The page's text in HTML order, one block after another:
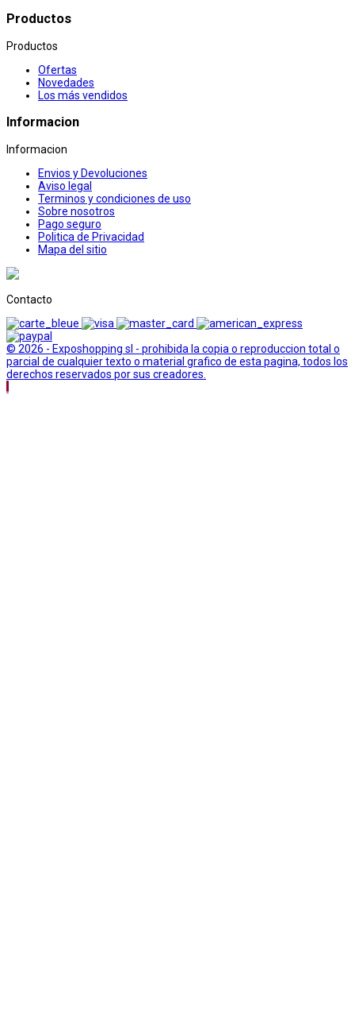
Productos
Productos
Ofertas
Novedades
Los más vendidos
Informacion
Informacion
Envios y Devoluciones
Aviso legal
Terminos y condiciones de uso
Sobre nosotros
Pago seguro
Politica de Privacidad
Mapa del sitio
Contacto
© 2026 - Exposhopping sl - prohibida la copia o reproduccion total o
parcial de cualquier texto o material grafico de esta pagina, todos los
derechos reservados por sus creadores.